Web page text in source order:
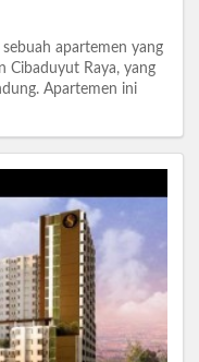
apartemen yang
Cibaduyut Raya, yang
Apartemen ini